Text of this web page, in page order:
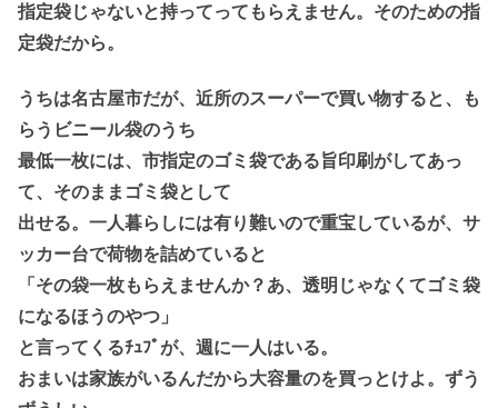
指定袋じゃないと持ってってもらえません。そのための指
定袋だから。
うちは名古屋市だが、近所のスーパーで買い物すると、も
らうビニール袋のうち
最低一枚には、市指定のゴミ袋である旨印刷がしてあっ
て、そのままゴミ袋として
出せる。一人暮らしには有り難いので重宝しているが、サ
ッカー台で荷物を詰めていると
「その袋一枚もらえませんか？あ、透明じゃなくてゴミ袋
になるほうのやつ」
と言ってくるﾁｭﾌﾟが、週に一人はいる。
おまいは家族がいるんだから大容量のを買っとけよ。ずう